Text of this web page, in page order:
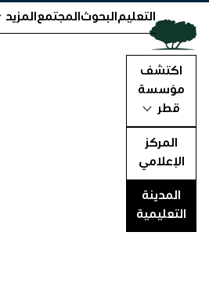
اكتشف
مؤسسة
قطر
المركز
الإعلامي
المدينة
التعليمية
التعليمالبحوثالمجتمعالمزيد